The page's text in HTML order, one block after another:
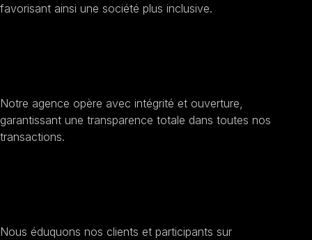
favorisant ainsi une société plus inclusive.
Notre agence opère avec intégrité et ouverture,
garantissant une transparence totale dans toutes nos
transactions.
Nous éduquons nos clients et participants sur